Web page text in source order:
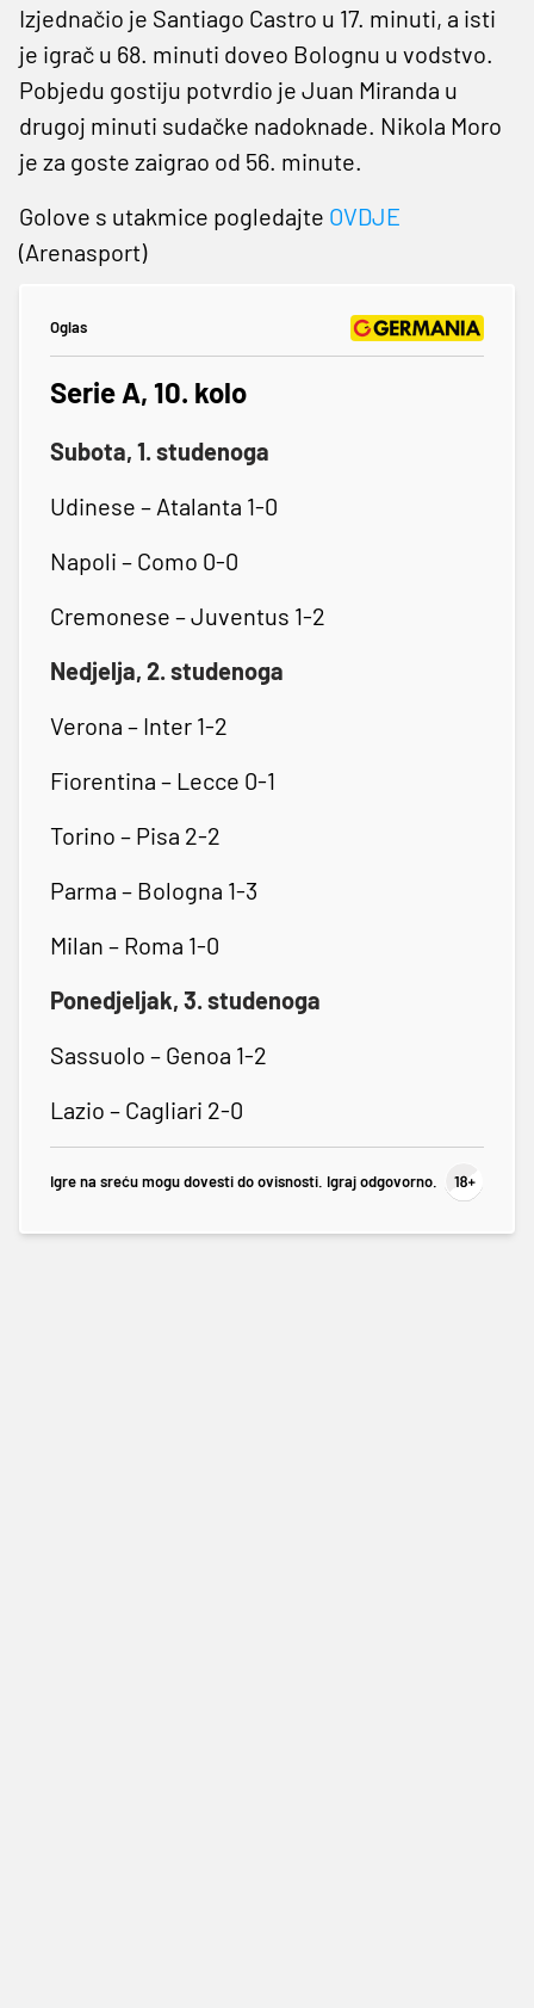
Izjednačio je Santiago Castro u 17. minuti, a isti
je igrač u 68. minuti doveo Bolognu u vodstvo.
Pobjedu gostiju potvrdio je Juan Miranda u
drugoj minuti sudačke nadoknade. Nikola Moro
je za goste zaigrao od 56. minute.
Golove s utakmice pogledajte OVDJE
(Arenasport)
Oglas
Serie A, 10. kolo
Subota, 1. studenoga
Udinese – Atalanta 1-0
Napoli – Como 0-0
Cremonese – Juventus 1-2
Nedjelja, 2. studenoga
Verona – Inter 1-2
Fiorentina – Lecce 0-1
Torino – Pisa 2-2
Parma – Bologna 1-3
Milan – Roma 1-0
Ponedjeljak, 3. studenoga
Sassuolo – Genoa 1-2
Lazio – Cagliari 2-0
Igre na sreću mogu dovesti do ovisnosti. Igraj odgovorno.